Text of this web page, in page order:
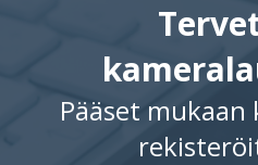
Pääset